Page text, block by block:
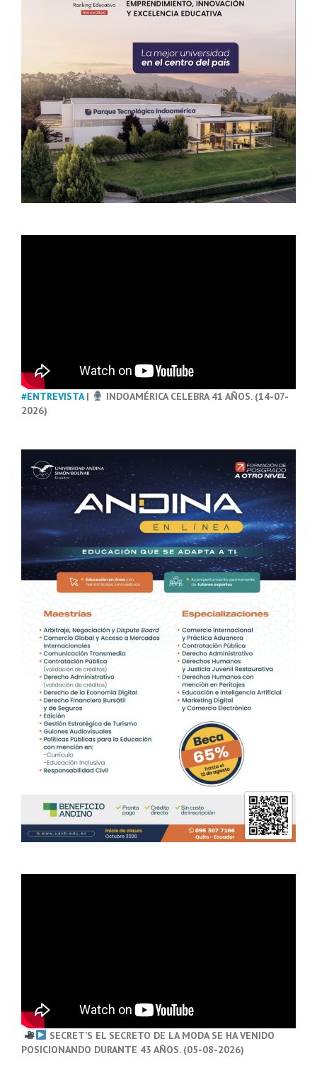
#ENTREVISTA|
INDOAMÉRICA CELEBRA 41 AÑOS. (14-07-
2026)
SECRET’S EL SECRETO DE LA MODA SE HA VENIDO
POSICIONANDO DURANTE 43 AÑOS. (05-08-2026)